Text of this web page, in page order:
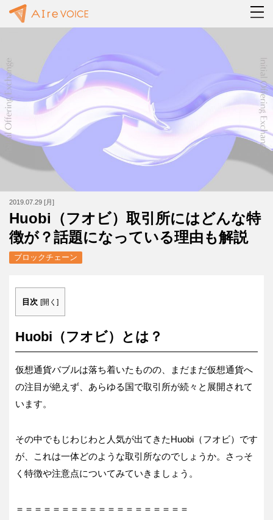
2019.07.29 [月]
Huobi（フオビ）取引所にはどんな特
徴が？話題になっている理由も解説
ブロックチェーン
目次 [開く ]
Huobi（フオビ）とは？
仮想通貨バブルは落ち着いたものの、まだまだ仮想通貨へ
の注目が絶えず、あらゆる国で取引所が続々と展開されて
います。
その中でもじわじわと人気が出てきたHuobi（フオビ）です
が、これは一体どのような取引所なのでしょうか。さっそ
く特徴や注意点についてみていきましょう。
＝＝＝＝＝＝＝＝＝＝＝＝＝＝＝＝＝＝＝